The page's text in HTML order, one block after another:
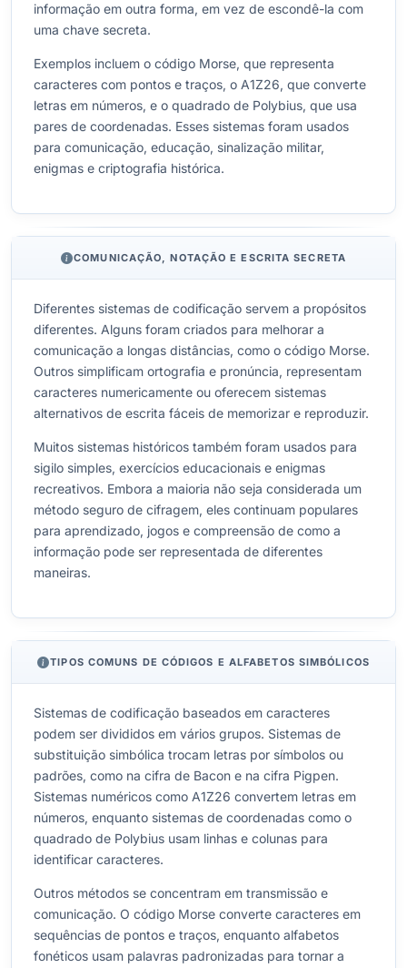
informação em outra forma, em vez de escondê-la com
uma chave secreta.
Exemplos incluem o código Morse, que representa
caracteres com pontos e traços, o A1Z26, que converte
letras em números, e o quadrado de Polybius, que usa
pares de coordenadas. Esses sistemas foram usados
para comunicação, educação, sinalização militar,
enigmas e criptografia histórica.
COMUNICAÇÃO, NOTAÇÃO E ESCRITA SECRETA
Diferentes sistemas de codificação servem a propósitos
diferentes. Alguns foram criados para melhorar a
comunicação a longas distâncias, como o código Morse.
Outros simplificam ortografia e pronúncia, representam
caracteres numericamente ou oferecem sistemas
alternativos de escrita fáceis de memorizar e reproduzir.
Muitos sistemas históricos também foram usados para
sigilo simples, exercícios educacionais e enigmas
recreativos. Embora a maioria não seja considerada um
método seguro de cifragem, eles continuam populares
para aprendizado, jogos e compreensão de como a
informação pode ser representada de diferentes
maneiras.
TIPOS COMUNS DE CÓDIGOS E ALFABETOS SIMBÓLICOS
Sistemas de codificação baseados em caracteres
podem ser divididos em vários grupos. Sistemas de
substituição simbólica trocam letras por símbolos ou
padrões, como na cifra de Bacon e na cifra Pigpen.
Sistemas numéricos como A1Z26 convertem letras em
números, enquanto sistemas de coordenadas como o
quadrado de Polybius usam linhas e colunas para
identificar caracteres.
Outros métodos se concentram em transmissão e
comunicação. O código Morse converte caracteres em
sequências de pontos e traços, enquanto alfabetos
fonéticos usam palavras padronizadas para tornar a